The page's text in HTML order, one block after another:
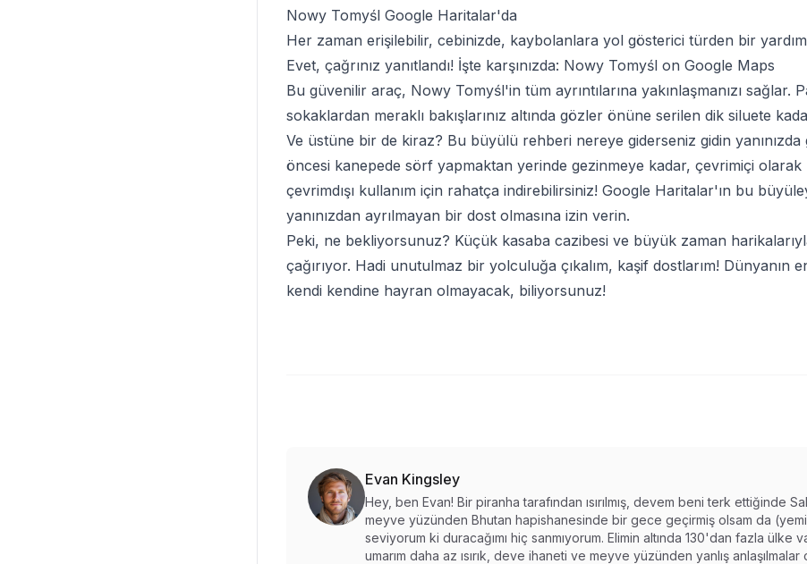
Nowy Tomyśl Google Haritalar'da
Her zaman erişilebilir, cebinizde, kaybolanlara yol gösterici türden bir yardım
Evet, çağrınız yanıtlandı! İşte karşınızda: Nowy Tomyśl on Google Maps
Bu güvenilir araç, Nowy Tomyśl'in tüm ayrıntılarına yakınlaşmanızı sağlar.
sokaklardan meraklı bakışlarınız altında gözler önüne serilen dik siluete
Ve üstüne bir de kiraz? Bu büyülü rehberi nereye giderseniz gidin
öncesi kanepede sörf yapmaktan yerinde gezinmeye kadar, çevrimiçi
çevrimdışı kullanım için rahatça indirebilirsiniz! Google Haritalar'ın bu
yanınızdan ayrılmayan bir dost olmasına izin verin.
Peki, ne bekliyorsunuz? Küçük kasaba cazibesi ve büyük zaman
çağırıyor. Hadi unutulmaz bir yolculuğa çıkalım, kaşif dostlarım! Dünyanın
kendi kendine hayran olmayacak, biliyorsunuz!
Evan Kingsley
Hey, ben Evan! Bir piranha tarafından ısırılmış, devem beni terk ettiğinde
meyve yüzünden Bhutan hapishanesinde bir gece geçirmiş olsam da
seviyorum ki duracağımı hiç sanmıyorum. Elimin altında 130'dan fazla
umarım daha az ısırık, deve ihaneti ve meyve yüzünden yanlış anlaşılmalar